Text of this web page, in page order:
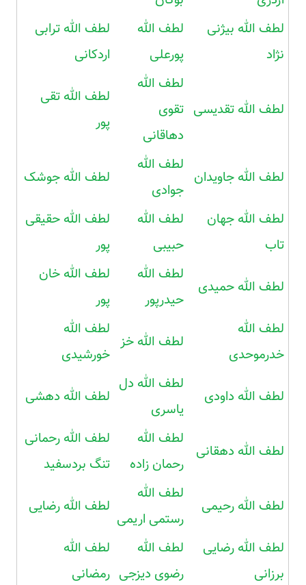
لطف الله بیژنی
نژاد
لطف الله
پورعلی
لطف الله ترابی
اردکانی
لطف الله تقدیسی
لطف الله
تقوی
دهاقانی
لطف الله تقی
پور
لطف الله جاویدان
لطف الله
جوادی
لطف الله جوشک
لطف الله جهان
تاب
لطف الله
حبیبی
لطف الله حقیقی
پور
لطف الله حمیدی
لطف الله
حیدرپور
لطف الله خان
پور
لطف الله
خدرموحدی
لطف الله خز
لطف الله
خورشیدی
لطف الله داودی
لطف الله دل
یاسری
لطف الله دهشی
لطف الله دهقانی
لطف الله
رحمان زاده
لطف الله رحمانی
تنگ بردسفید
لطف الله رحیمی
لطف الله
رستمی اریمی
لطف الله رضایی
لطف الله رضایی
برزانی
لطف الله
رضوی دیزجی
لطف الله
رمضانی